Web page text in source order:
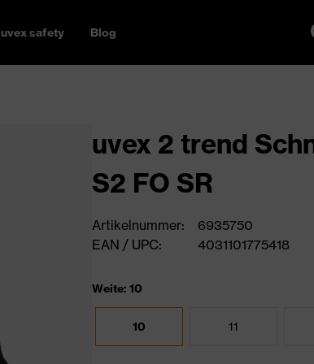
uvex safety Blog
uvex 2 trend
S2 FO SR
Artikelnummer:
6935750
EAN / UPC:
4031101775418
Weite: 10
10 11